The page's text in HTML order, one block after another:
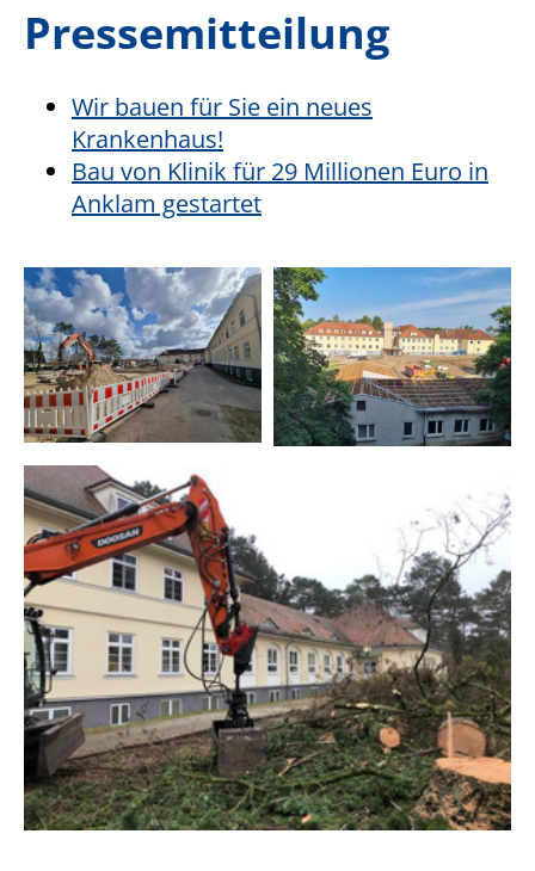
Pressemitteilung
Wir bauen für Sie ein neues
Krankenhaus!
Bau von Klinik für 29 Millionen Euro in
Anklam gestartet
Name:
_pk_*.*
Anbieter:
Matomo
Cookie von Matomo für Website-Analysen. Erzeugt
statistische Daten darüber, wie der Besucher die
Website nutzt.
Cookie Laufzeit:
13 Monate
EXTERNE MEDIEN
Um Inhalte von Videoplattformen und Social Media
Plattformen anzeigen zu können, werden von
diesen externen Medien Cookies gesetzt.
YouTube
Google Maps
Name:
NID